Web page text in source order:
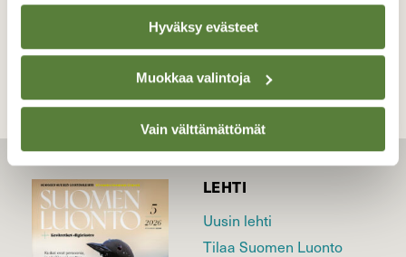
Hyväksy evästeet
Muokkaa valintoja
Vain välttämättömät
TAKAISIN LISTAAN
LEHTI
Uusin lehti
Tilaa Suomen Luonto